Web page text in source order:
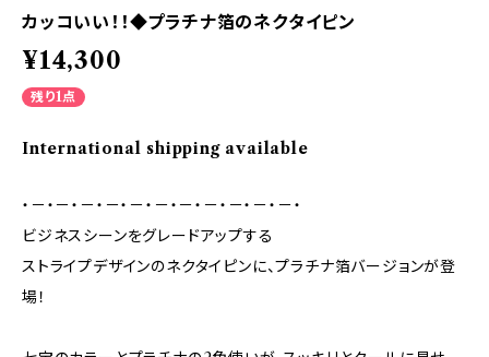
カッコいい！！◆プラチナ箔のネクタイピン
¥14,300
残り1点
International shipping available
・－・－・－・－・－・－・－・－・－・－・－・
ビジネスシーンをグレードアップする
ストライプデザインのネクタイピンに、プラチナ箔バージョンが登
場！